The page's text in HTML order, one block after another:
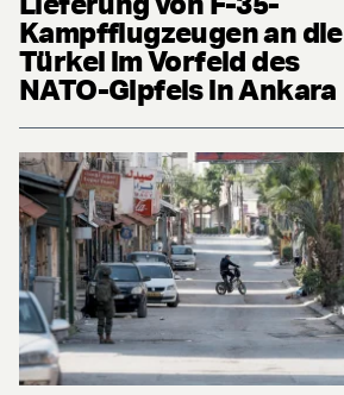
Kampfflugzeugen an die
Türkei im Vorfeld des
NATO-Gipfels in Ankara